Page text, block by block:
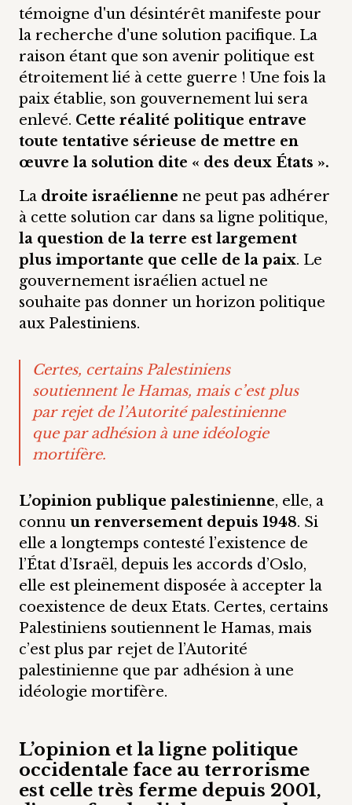
témoigne d'un désintérêt manifeste pour
la recherche d'une solution pacifique. La
raison étant que son avenir politique est
étroitement lié à cette guerre ! Une fois la
paix établie, son gouvernement lui sera
enlevé. Cette réalité politique entrave
toute tentative sérieuse de mettre en
œuvre la solution dite « des deux États ».
La droite israélienne ne peut pas adhérer
à cette solution car dans sa ligne politique,
la question de la terre est largement
plus importante que celle de la paix. Le
gouvernement israélien actuel ne
souhaite pas donner un horizon politique
aux Palestiniens.
Certes, certains Palestiniens
soutiennent le Hamas, mais c’est plus
par rejet de l’Autorité palestinienne
que par adhésion à une idéologie
mortifère.
L’opinion publique palestinienne, elle, a
connu un renversement depuis 1948. Si
elle a longtemps contesté l’existence de
l’État d’Israël, depuis les accords d’Oslo,
elle est pleinement disposée à accepter la
coexistence de deux Etats. Certes, certains
Palestiniens soutiennent le Hamas, mais
c’est plus par rejet de l’Autorité
palestinienne que par adhésion à une
idéologie mortifère.
L’opinion et la ligne politique
occidentale face au terrorisme
est celle très ferme depuis 2001,